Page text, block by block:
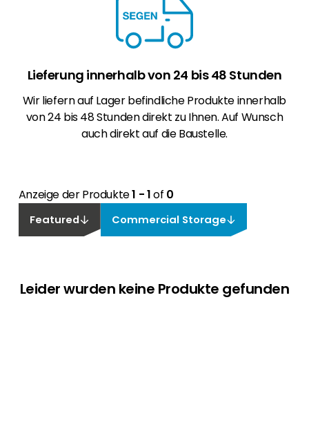
Lieferung innerhalb von 24 bis 48 Stunden
Wir liefern auf Lager befindliche Produkte innerhalb
von 24 bis 48 Stunden direkt zu Ihnen. Auf Wunsch
auch direkt auf die Baustelle.
Anzeige der Produkte1 - 1of 0
Featured Commercial Storage
Leider wurden keine Produkte gefunden